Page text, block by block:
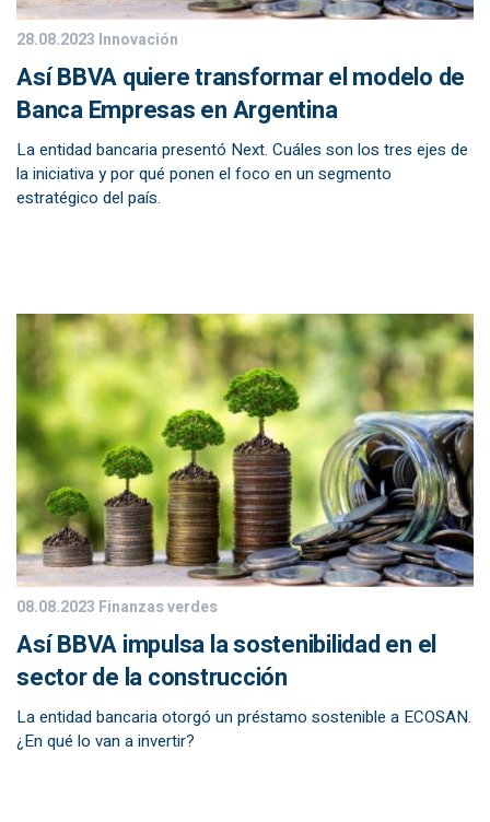
28.08.2023 Innovación
Así BBVA quiere transformar el modelo de
Banca Empresas en Argentina
La entidad bancaria presentó Next. Cuáles son los tres ejes de
la iniciativa y por qué ponen el foco en un segmento
estratégico del país.
08.08.2023 Finanzas verdes
Así BBVA impulsa la sostenibilidad en el
sector de la construcción
La entidad bancaria otorgó un préstamo sostenible a ECOSAN.
¿En qué lo van a invertir?